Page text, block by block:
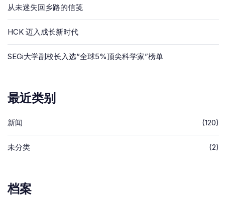
从未迷失回乡路的信笺
HCK 迈入成长新时代
SEGi大学副校长入选“全球5%顶尖科学家”榜单
最近类别
新闻 (120)
未分类 (2)
档案